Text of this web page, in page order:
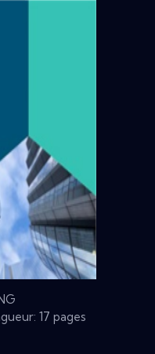
17 pages